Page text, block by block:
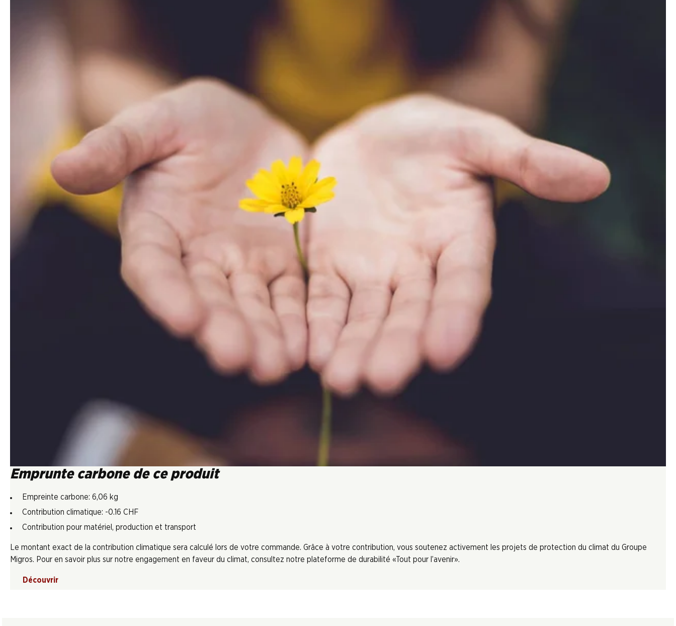
Emprunte carbone de ce produit
Empreinte carbone: 6,06 kg
Contribution climatique: -0.16 CHF
Contribution pour matériel, production et transport
Le montant exact de la contribution climatique sera calculé lors de votre commande. Grâce à votre contribution, vous soutenez activement les projets de protection du climat du Groupe
Migros. Pour en savoir plus sur notre engagement en faveur du climat, consultez notre plateforme de durabilité «Tout pour l’avenir».
Découvrir